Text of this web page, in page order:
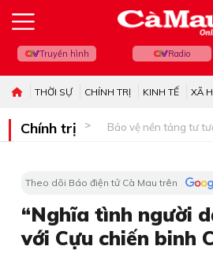
Truyền hình Radio
THỜI SỰ CHÍNH TRỊ KINH TẾ XÃ
Chính trị Bảo vệ nền tảng tư
Theo dõi Báo điện tử Cà Mau trên
“Nghĩa tình người
với Cựu chiến binh